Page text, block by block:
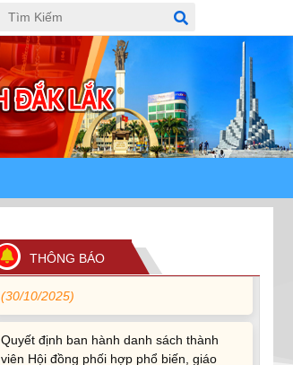
THÔNG BÁO
Quy định xử phạt vi phạm vi định giao
thông đường bộ theo Nghị định 168
(13/11/2025)
Tài liệu hỏi đáp văn kiện đại hội Đảng bộ
tỉnh Đắk Lắk lần thứ I
Ủy ban Thường vụ Quốc hội ban hành
cử
(30/10/2025)
Quyết định ban hành danh sách thành
viên Hội đồng phối hợp phổ biến, giáo
dục pháp luật tỉnh Đắk Lắk